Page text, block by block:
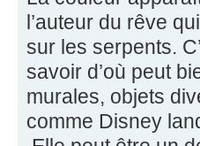
l’auteur du rêve
sur les serpents.
savoir d’où peut
murales, objets
comme Disney